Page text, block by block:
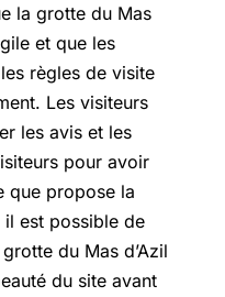
la grotte du Mas
et que les
règles de visite
Les visiteurs
les avis et les
pour avoir
que propose la
il est possible de
du Mas d’Azil
du site avant